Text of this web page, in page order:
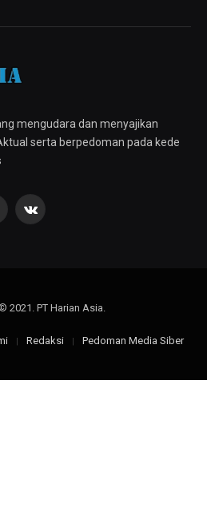
mengudara dan menyajikan
serta berpedoman pada kede
VKontakte
2021. PT Harian Asia.
Redaksi Pedoman Media Siber